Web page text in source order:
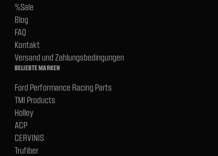
%Sale
Blog
FAQ
Kontakt
Versand und Zahlungsbedingungen
BELIEBTE MARKEN
Ford Performance Racing Parts
TMI Products
Holley
ACP
CERVINIS
Trufiber